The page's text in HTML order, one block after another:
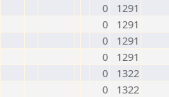
0
1291
0
1291
0
1291
0
1291
0
1322
0
1322